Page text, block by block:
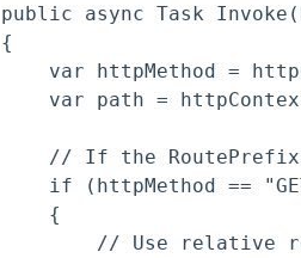
public async Task
{
var httpMethod =
var path =
// If the
if (httpMethod ==
    {
// Use relative